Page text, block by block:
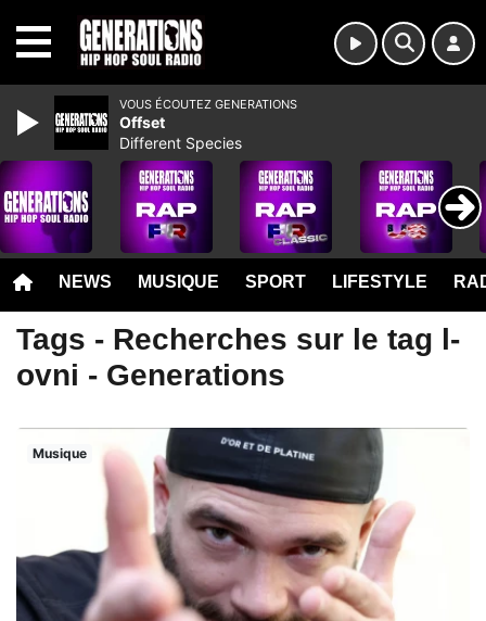
NEWS MUSIQUE SPORT LIFESTYLE
Tags - Recherches sur le tag l-
ovni - Generations
Musique
VOUS ÉCOUTEZ GENERATIONS
Offset
Different Species